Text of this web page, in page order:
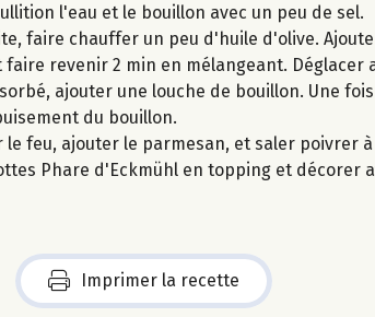
l'eau et le bouillon avec un peu de sel.
faire chauffer un peu d'huile d'olive.
revenir 2 min en mélangeant. Déglacer
ajouter une louche de bouillon. Une
du bouillon.
le feu, ajouter le parmesan, et saler poivrer
Phare d'Eckmühl en topping et décorer
Imprimer la recette